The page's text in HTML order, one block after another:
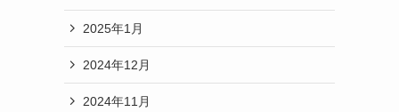
2025年1月
2024年12月
2024年11月